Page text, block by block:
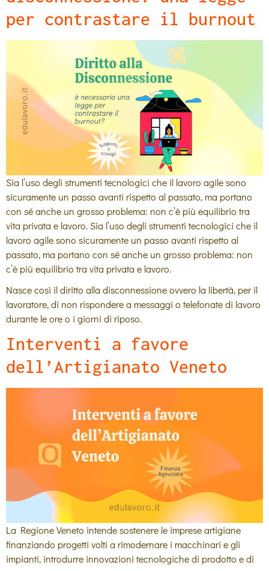
per contrastare il burnout
Sia l’uso degli strumenti tecnologici che il lavoro agile sono
sicuramente un passo avanti rispetto al passato, ma portano
con sé anche un grosso problema: non c’è più equilibrio tra
vita privata e lavoro. Sia l’uso degli strumenti tecnologici che il
lavoro agile sono sicuramente un passo avanti rispetto al
passato, ma portano con sé anche un grosso problema: non
c’è più equilibrio tra vita privata e lavoro.
Nasce così il diritto alla disconnessione ovvero la libertà, per il
lavoratore, di non rispondere a messaggi o telefonate di lavoro
durante le ore o i giorni di riposo.
Interventi a favore
dell’Artigianato Veneto
La Regione Veneto intende sostenere le imprese artigiane
finanziando progetti volti a rimodernare i macchinari e gli
impianti, introdurre innovazioni tecnologiche di prodotto e di